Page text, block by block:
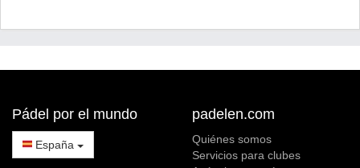
Pádel por el mundo
España
padelen.com
Quiénes somos
Servicios para clubes